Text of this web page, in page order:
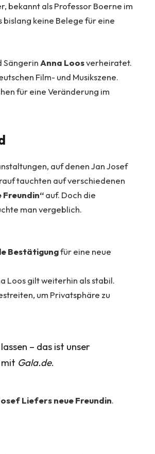
bekannt als Professor Boerne im
bislang keine Belege für eine
Sängerin Anna Loosverheiratet.
Film- und Musikszene.
für eine Veränderung im
auf denen Jan Josef
tauchten auf verschiedenen
Freundin“auf. Doch die
man vergeblich.
Bestätigungfür eine neue
Loos gilt weiterhin als stabil.
um Privatsphäre zu
– das ist unser
mit Gala.de.
Liefers neue Freundin.